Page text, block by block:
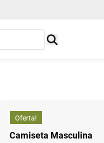
Oferta!
Camiseta Masculina